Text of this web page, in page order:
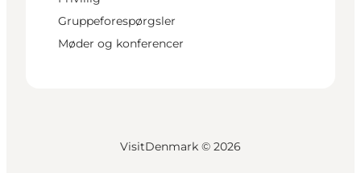
Gruppeforespørgsler
Møder og konferencer
VisitDenmark © 2026